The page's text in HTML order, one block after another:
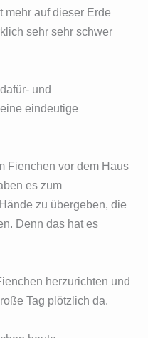
mehr auf dieser Erde
sehr sehr schwer
und
eindeutige
Fienchen vor dem Haus
es zum
zu übergeben, die
Denn das hat es
herzurichten und
Tag plötzlich da.